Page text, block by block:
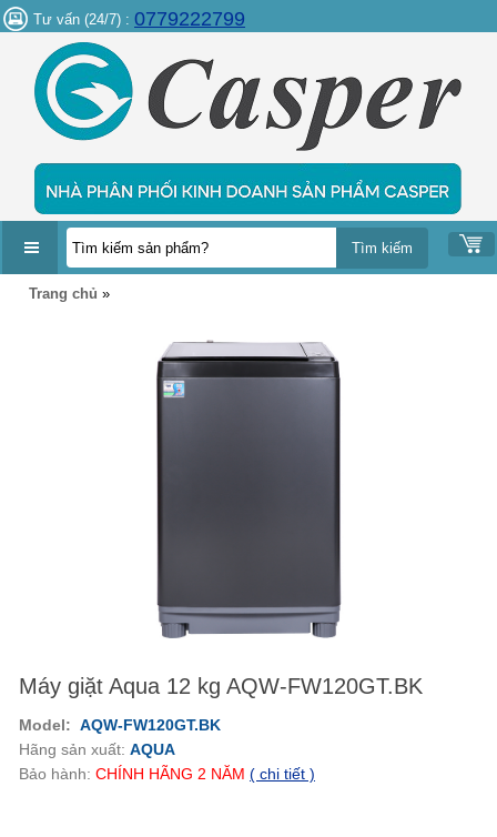
Tư vấn (24/7) : 0779222799
DANH
Trang chủ »
Máy giặt Aqua 12 kg AQW-FW120GT.BK
Model: AQW-FW120GT.BK
Hãng sản xuất: AQUA
Bảo hành: CHÍNH HÃNG 2 NĂM ( chi tiết )